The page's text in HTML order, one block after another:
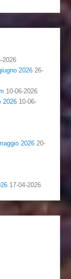
2026
2026 26-
10-06-2026
2026 10-06-
2026 20-
17-04-2026